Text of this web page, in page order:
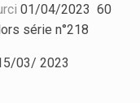
01/04/2023 60
série n°218
03/ 2023